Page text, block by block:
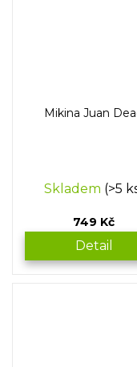
Mikina Juan
Skladem (>5
749 Kč
Detail